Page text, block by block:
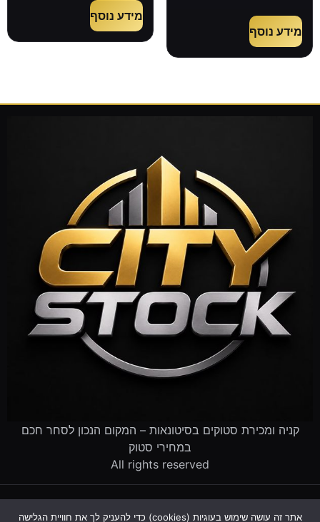
מידע נוסף
מידע נוסף
קניה ומכירת סטוקים בסיטונאות – המקום הנכון לסחר חכם
במחירי סטוק
All rights reserved
אתר זה עושה שימוש בעוגיות (cookies) כדי להעניק לך את חוויית הגלישה